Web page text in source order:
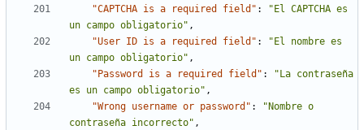
"CAPTCHA is a required field" :
"El CAPTCHA es
un campo obligatorio" ,
"User ID is a required field" :
"El nombre es
un campo obligatorio" ,
"Password is a required field" :
"La contraseña
es un campo obligatorio" ,
"Wrong username or password" :
"Nombre o
contraseña incorrecto" ,